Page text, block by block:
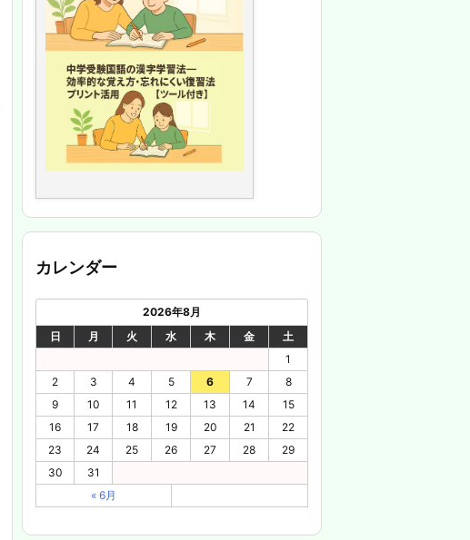
カレンダー
2026年8月
日
月 火 水 木 金
土
1
2
3 4 5 6 7
8
9
10 11 12 13 14
15
16
17 18 19 20 21
22
23
24 25 26 27 28
29
30
31
« 6月